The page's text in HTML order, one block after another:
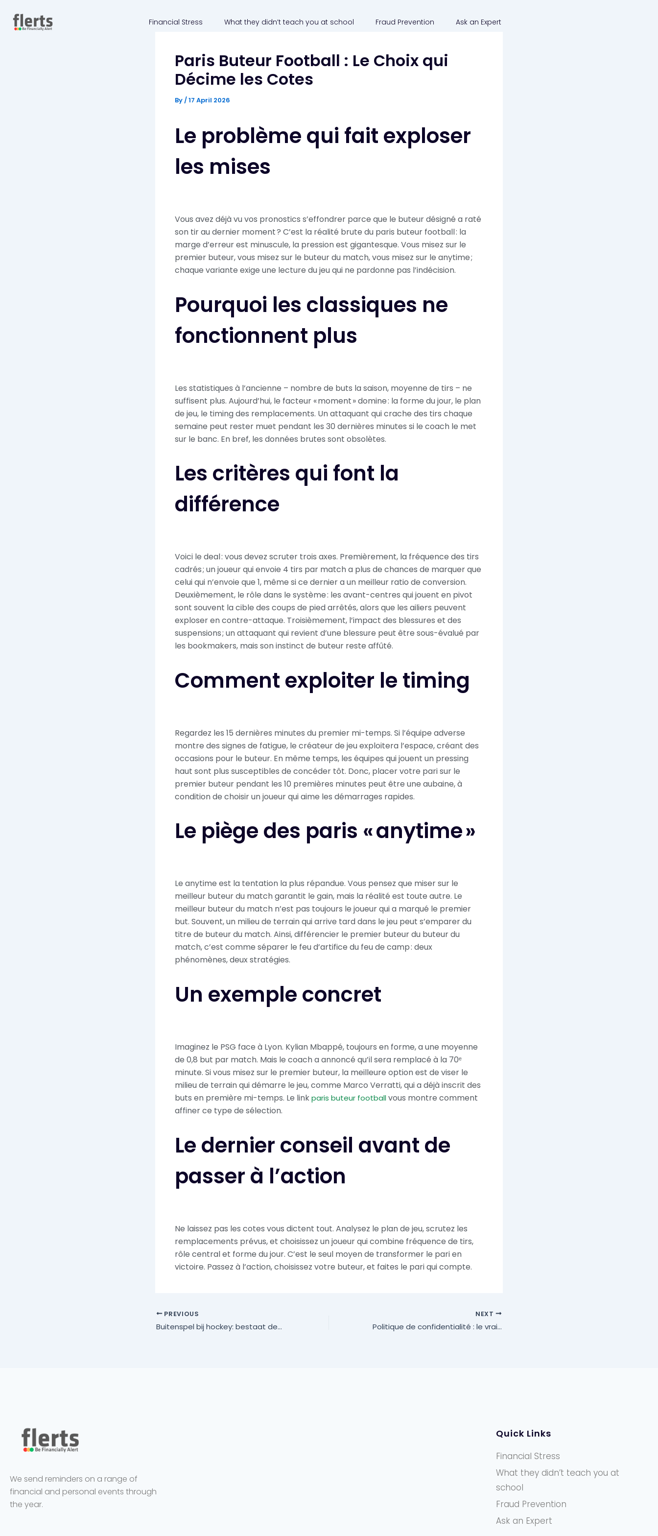
content
Financial Stress What they didn’t teach you at school Fraud Prevention Ask an Expert
Paris Buteur Football : Le Choix qui
Décime les Cotes
By/17 April 2026
Le problème qui fait exploser
les mises
Vous avez déjà vu vos pronostics s’effondrer parce que le buteur désigné a raté
son tir au dernier moment ? C’est la réalité brute du paris buteur football : la
marge d’erreur est minuscule, la pression est gigantesque. Vous misez sur le
premier buteur, vous misez sur le buteur du match, vous misez sur le anytime ;
chaque variante exige une lecture du jeu qui ne pardonne pas l’indécision.
Pourquoi les classiques ne
fonctionnent plus
Les statistiques à l’ancienne – nombre de buts la saison, moyenne de tirs – ne
suffisent plus. Aujourd’hui, le facteur « moment » domine : la forme du jour, le plan
de jeu, le timing des remplacements. Un attaquant qui crache des tirs chaque
semaine peut rester muet pendant les 30 dernières minutes si le coach le met
sur le banc. En bref, les données brutes sont obsolètes.
Les critères qui font la
différence
Voici le deal : vous devez scruter trois axes. Premièrement, la fréquence des tirs
cadrés ; un joueur qui envoie 4 tirs par match a plus de chances de marquer que
celui qui n’envoie que 1, même si ce dernier a un meilleur ratio de conversion.
Deuxièmement, le rôle dans le système : les avant-centres qui jouent en pivot
sont souvent la cible des coups de pied arrêtés, alors que les ailiers peuvent
exploser en contre-attaque. Troisièmement, l’impact des blessures et des
suspensions ; un attaquant qui revient d’une blessure peut être sous-évalué par
les bookmakers, mais son instinct de buteur reste affûté.
Comment exploiter le timing
Regardez les 15 dernières minutes du premier mi-temps. Si l’équipe adverse
montre des signes de fatigue, le créateur de jeu exploitera l’espace, créant des
occasions pour le buteur. En même temps, les équipes qui jouent un pressing
haut sont plus susceptibles de concéder tôt. Donc, placer votre pari sur le
premier buteur pendant les 10 premières minutes peut être une aubaine, à
condition de choisir un joueur qui aime les démarrages rapides.
Le piège des paris « anytime »
Le anytime est la tentation la plus répandue. Vous pensez que miser sur le
meilleur buteur du match garantit le gain, mais la réalité est toute autre. Le
meilleur buteur du match n’est pas toujours le joueur qui a marqué le premier
but. Souvent, un milieu de terrain qui arrive tard dans le jeu peut s’emparer du
titre de buteur du match. Ainsi, différencier le premier buteur du buteur du
match, c’est comme séparer le feu d’artifice du feu de camp : deux
phénomènes, deux stratégies.
Un exemple concret
Imaginez le PSG face à Lyon. Kylian Mbappé, toujours en forme, a une moyenne
de 0,8 but par match. Mais le coach a annoncé qu’il sera remplacé à la 70ᵉ
minute. Si vous misez sur le premier buteur, la meilleure option est de viser le
milieu de terrain qui démarre le jeu, comme Marco Verratti, qui a déjà inscrit des
buts en première mi-temps. Le linkparis buteur footballvous montre comment
affiner ce type de sélection.
Le dernier conseil avant de
passer à l’action
Ne laissez pas les cotes vous dictent tout. Analysez le plan de jeu, scrutez les
remplacements prévus, et choisissez un joueur qui combine fréquence de tirs,
rôle central et forme du jour. C’est le seul moyen de transformer le pari en
victoire. Passez à l’action, choisissez votre buteur, et faites le pari qui compte.
PREVIOUS
Buitenspel bij hockey: bestaat deze regel nog en wat zijn de details?
NEXT
Politique de confidentialité : le vrai défi des données
We send reminders on a range of
financial and personal events through
the year.
Quick Links
Financial Stress
What they didn’t teach you at
school
Fraud Prevention
Ask an Expert